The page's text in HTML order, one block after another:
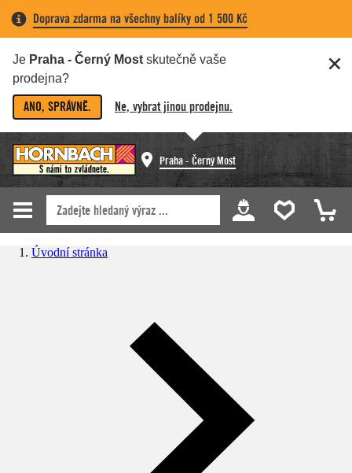
Doprava zdarma na všechny balíky od 1 500 Kč
Je Praha - Černý Most skutečně vaše
prodejna?
ANO, SPRÁVNĚ. Ne, vybrat jinou prodejnu.
Praha - Černý Most
Úvodní stránka